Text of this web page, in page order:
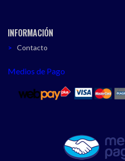
INFORMACIÓN
Contacto
Medios de Pago